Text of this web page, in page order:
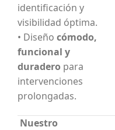
identificación y
visibilidad óptima.
• Diseño cómodo,
funcional y
duradero para
intervenciones
prolongadas.
Nuestro